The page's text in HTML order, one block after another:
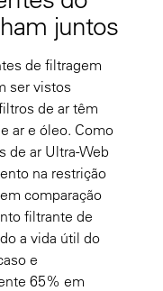
juntos
de filtragem
ser vistos
de ar têm
ar e óleo. Como
de ar Ultra-Web
na restrição
comparação
filtrante de
a vida útil do
e
65% em